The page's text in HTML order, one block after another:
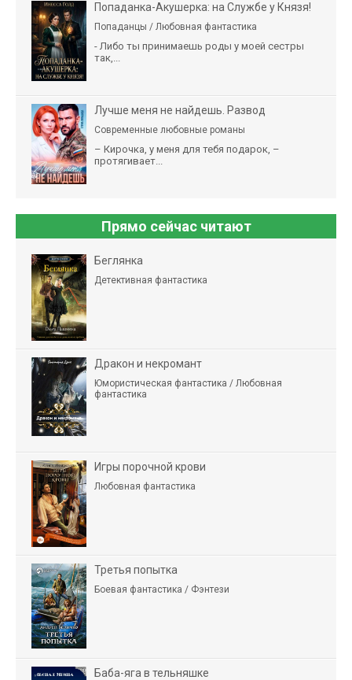
Попаданка-Акушерка: на Службе у Князя!
Попаданцы / Любовная фантастика
- Либо ты принимаешь роды у моей сестры
так,...
Лучше меня не найдешь. Развод
Современные любовные романы
– Кирочка, у меня для тебя подарок, –
протягивает...
Прямо сейчас читают
Беглянка
Детективная фантастика
Дракон и некромант
Юмористическая фантастика / Любовная
фантастика
Игры порочной крови
Любовная фантастика
Третья попытка
Боевая фантастика / Фэнтези
Баба-яга в тельняшке